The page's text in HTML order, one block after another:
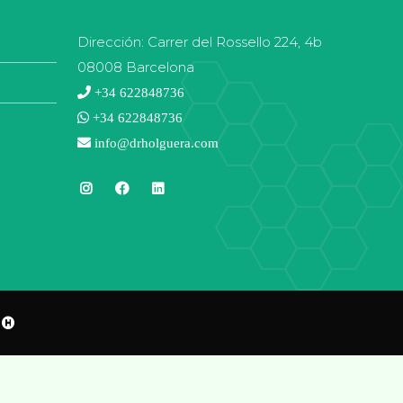
Dirección: Carrer del Rossello 224, 4b
08008 Barcelona
+34 622848736
+34 622848736
info@drholguera.com